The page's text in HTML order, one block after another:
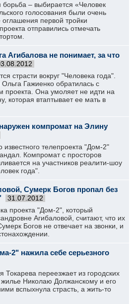
– выбирается «Человек
голосования были очень
первой тройки
отправились отмечать
Агибалова не понимает, за что
страсти вокруг "Человека года".
Гажиенко обратилась с
проекта. Она умоляет не идти на
которая втаптывает ее мать в
компромат на Элину
телепроекта "Дом-2"
Компромат с просторов
на участников реалити-шоу
года".
Сумерк Богов пропал без
31.07.2012
проекта "Дом-2", который
Агибаловой, считают, что их
Богов не отвечает на звонки, и
2" нажила себе серьезного
Токарева переезжает из городских
жилье Николаю Должанскому и его
вспыхнула страсть, а жить-то